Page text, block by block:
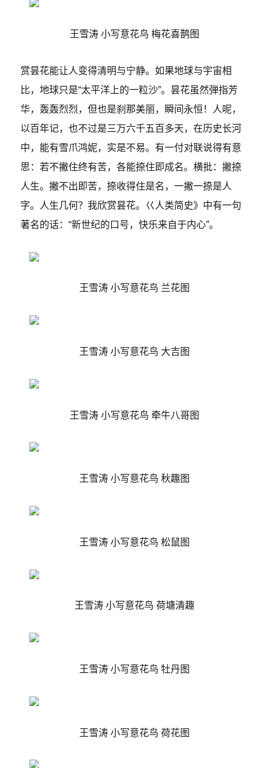
王雪涛 小写意花鸟 梅花喜鹊图
赏昙花能让人变得清明与宁静。如果地球与宇宙相
比，地球只是“太平洋上的一粒沙”。昙花虽然弾指芳
华，轰轰烈烈，但也是刹那美丽，瞬间永恒！人呢，
以百年记，也不过是三万六千五百多天，在历史长河
中，能有雪爪鸿妮，实是不易。有一付对联说得有意
思：若不撇住终有苦，各能捺住即成名。横批：撇捺
人生。撇不出即苦，捺收得住是名，一撇一捺是人
字。人生几何？我欣赏昙花。巜人类简史》中有一句
著名的话：“新世纪的口号，快乐来自于内心”。
王雪涛 小写意花鸟 兰花图
王雪涛 小写意花鸟 大吉图
王雪涛 小写意花鸟 牵牛八哥图
王雪涛 小写意花鸟 秋趣图
王雪涛 小写意花鸟 松鼠图
王雪涛 小写意花鸟 荷塘清趣
王雪涛 小写意花鸟 牡丹图
王雪涛 小写意花鸟 荷花图